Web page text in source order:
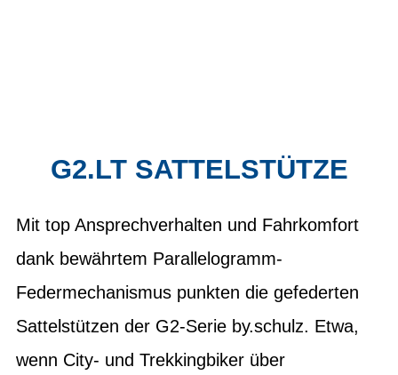
G2.LT SATTELSTÜTZE
Mit top Ansprechverhalten und Fahrkomfort
dank bewährtem Parallelogramm-
Federmechanismus punkten die gefederten
Sattelstützen der G2-Serie by.schulz. Etwa,
wenn City- und Trekkingbiker über